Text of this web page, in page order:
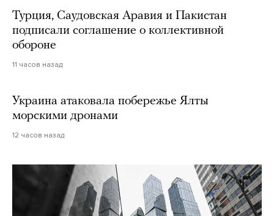
Турция, Саудовская Аравия и Пакистан
подписали соглашение о коллективной
обороне
11 часов назад
Украина атаковала побережье Ялты
морскими дронами
12 часов назад